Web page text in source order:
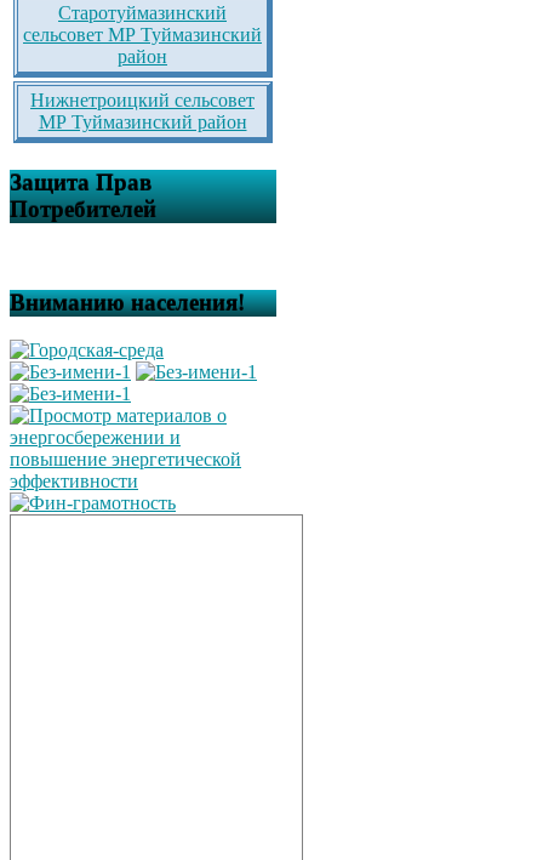
Старотуймазинский
сельсовет МР Туймазинский
район
Нижнетроицкий сельсовет
МР Туймазинский район
Защита Прав
Потребителей
Вниманию населения!